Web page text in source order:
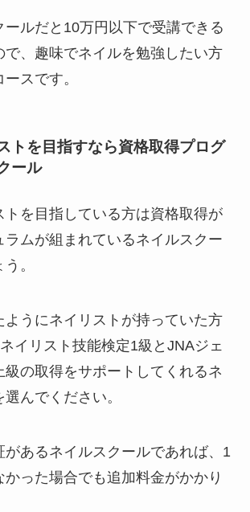
ールだと10万円以下で受講できる
で、趣味でネイルを勉強したい方
スです。
トを目指すなら資格取得プログ
ール
トを目指している方は資格取得が
ラムが組まれているネイルスクー
。
ようにネイリストが持っていた方
イリスト技能検定1級とJNAジェ
級の取得をサポートしてくれるネ
んでください。
があるネイルスクールであれば、1
かった場合でも追加料金がかかり